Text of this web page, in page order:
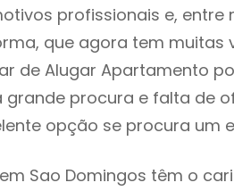
profissionais e,
que agora tem muitas
de Alugar Apartamento
grande procura e falta de
opção se procura um
Sao Domingos têm o